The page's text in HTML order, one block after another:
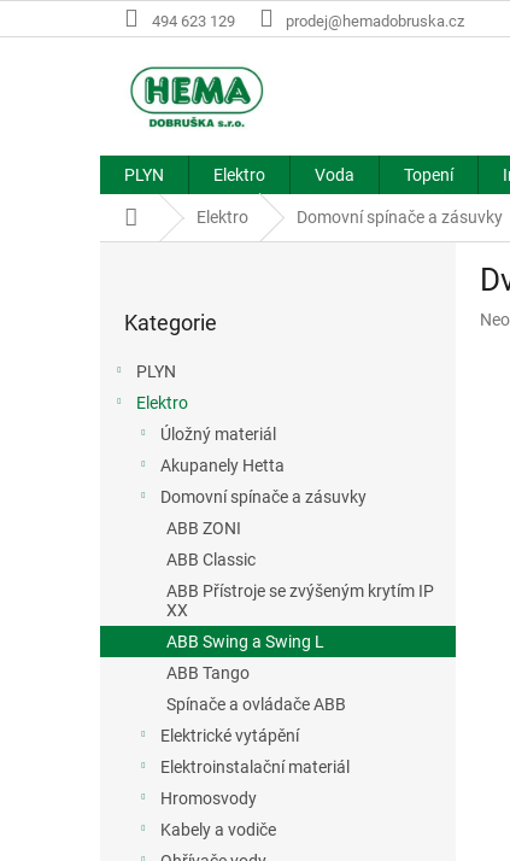
na
494 623 129 prodej@hemadobruska.cz
PLYN Elektro Voda Topení
Domů Elektro Domovní spínače a zásuvky
kategorie
Kategorie
PLYN
Elektro
Úložný materiál
Akupanely Hetta
Domovní spínače a zásuvky
ABB ZONI
ABB Classic
ABB Přístroje se zvýšeným krytím IP
XX
ABB Swing a Swing L
ABB Tango
Spínače a ovládače ABB
Elektrické vytápění
Elektroinstalační materiál
Hromosvody
Kabely a vodiče